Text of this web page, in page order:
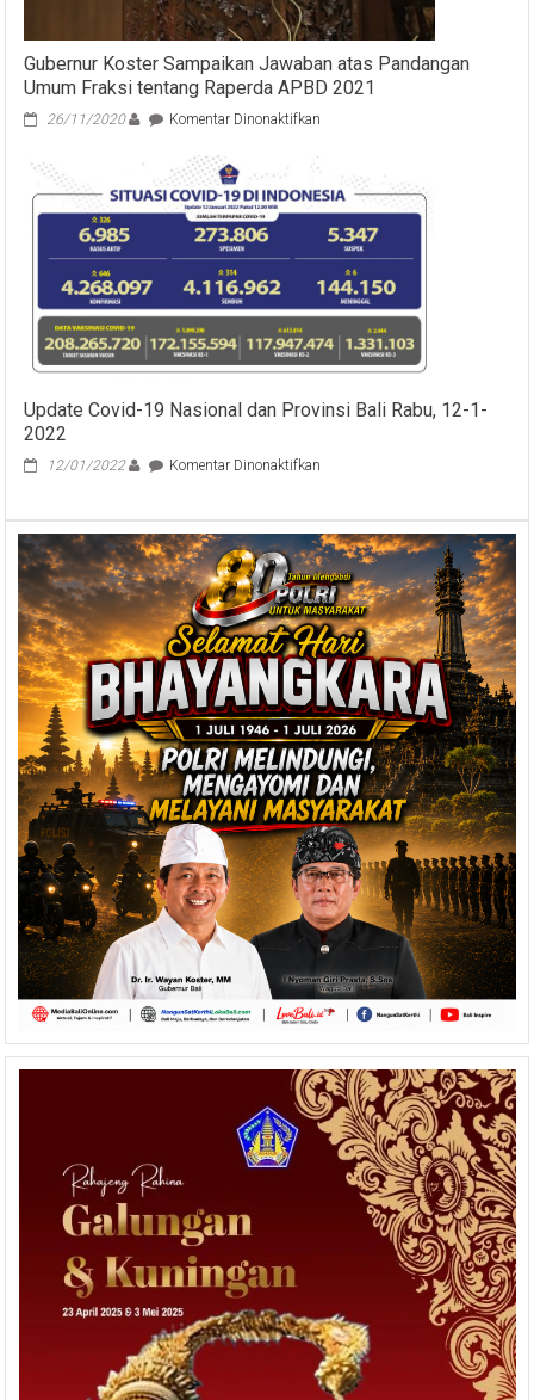
Gubernur Koster Sampaikan Jawaban atas Pandangan
Umum Fraksi tentang Raperda APBD 2021
26/11/2020 Komentar Dinonaktifkan
Sampaikan
Jawaban
atas
Pandangan
Umum
Fraksi
tentang
Raperda
APBD
2021
Update Covid-19 Nasional dan Provinsi Bali Rabu, 12-1-
2022
12/01/2022 Komentar Dinonaktifkan
Nasional
dan
Provinsi
Bali
Rabu,
12-
1-
2022